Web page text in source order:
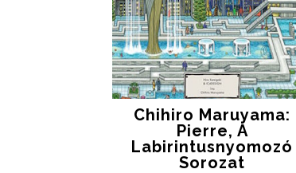
Chihiro Maruyama:
Pierre, A
Labirintusnyomozó
Sorozat